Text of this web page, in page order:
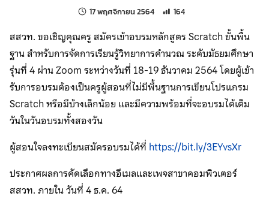
17 พฤศจิกายน 2564 แก้ไขล่าสุดเมื่อ:
จำนวนการเข้าชม 164 ครั้ง
164
สสวท. ขอเชิญคุณครู สมัครเข้าอบรมหลักสูตร Scratch ขั้นพื้น
ฐาน สำหรับการจัดการเรียนรู้วิทยาการคำนวณ ระดับมัธยมศึกษา
รุ่นที่ 4 ผ่าน Zoom ระหว่างวันที่ 18-19 ธันวาคม 2564 โดยผู้เข้า
รับการอบรมต้องเป็นครูผู้สอนที่ไม่มีพื้นฐานการเขียนโปรแกรม
Scratch หรือมีบ้างเล็กน้อย และมีความพร้อมที่จะอบรมได้เต็ม
วันในวันอบรมทั้งสองวัน
ผู้สอนใจลงทะเบียนสมัครอบรมได้ที่ https://bit.ly/3EYvsXr
ประกาศผลการคัดเลือกทางอีเมลและเพจสาขาคอมพิวเตอร์
สสวท. ภายใน วันที่ 4 ธ.ค. 64